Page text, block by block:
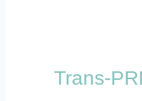
Trans-